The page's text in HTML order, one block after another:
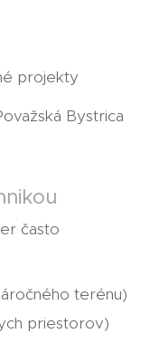
projekty
Bystrica
často
terénu)
priestorov)